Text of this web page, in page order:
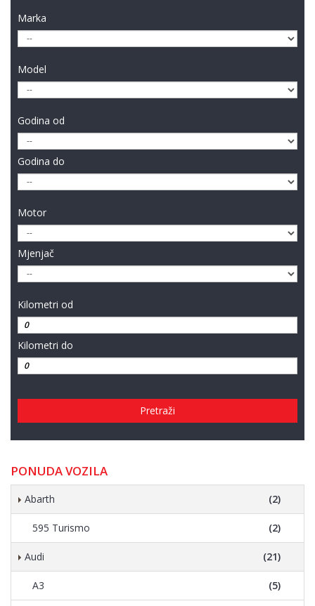
Marka
Model
Godina od
Godina do
Motor
Mjenjač
Kilometri od
Kilometri do
Pretraži
PONUDA VOZILA
Abarth (2)
595 Turismo (2)
Audi (21)
A3 (5)